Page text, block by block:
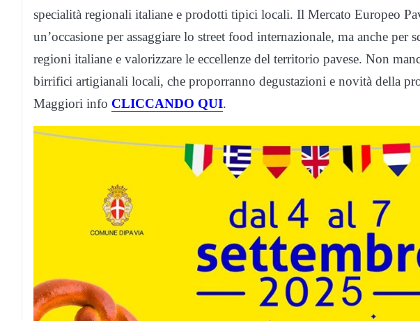
specialità regionali italiane e prodotti tipici locali. Il Mercato Europeo
un’occasione per assaggiare lo street food internazionale, ma anche per
regioni italiane e valorizzare le eccellenze del territorio pavese. Non
birrifici artigianali locali, che proporranno degustazioni e novità della
Maggiori info CLICCANDO QUI.